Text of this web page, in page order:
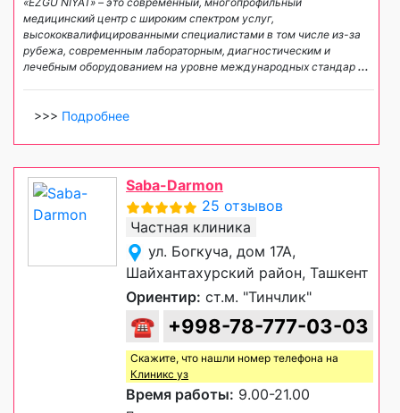
медицинский центр с широким спектром услуг,
высококвалифицированными специалистами в том числе из-за
рубежа, современным лабораторным, диагностическим и
лечебным оборудованием на уровне международных стандар ...
>>> Подробнее
Saba-Darmon
25 отзывов
Частная клиника
ул. Богкуча, дом 17А,
Шайхантахурский район, Ташкент
Ориентир: ст.м. "Тинчлик"
☎ +998-78-777-03-03
Скажите, что нашли номер телефона на
Клиникс уз
Время работы: 9.00-21.00